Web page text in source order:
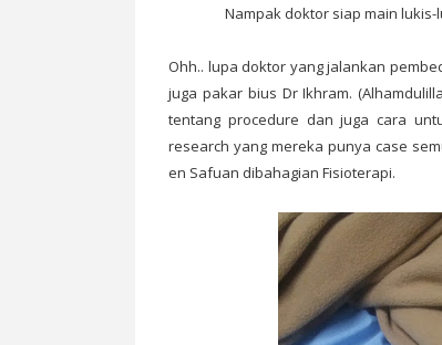
Nampak doktor siap main
Ohh.. lupa doktor yang jalankan
juga pakar bius Dr Ikhram.
tentang procedure dan juga cara
research yang mereka punya case
en Safuan dibahagian Fisioterapi.